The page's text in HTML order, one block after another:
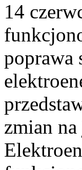
14
poprawa
zmian